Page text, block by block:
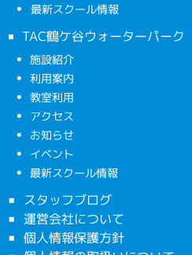
最新スクール情報
TAC鶴ケ谷ウォーターパーク
施設紹介
利用案内
教室利用
アクセス
お知らせ
イベント
最新スクール情報
スタッフブログ
運営会社について
個人情報保護方針